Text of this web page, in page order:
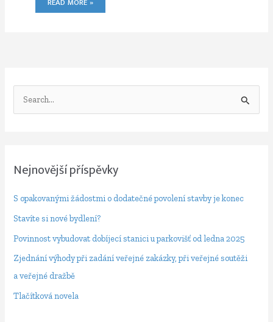
SOUVISEJÍCÍ
READ MORE »
y
e
a
t
p
r
Nejnovější příspěvky
S opakovanými žádostmi o dodatečné povolení stavby je konec
Stavíte si nové bydlení?
Povinnost vybudovat dobíjecí stanici u parkovišť od ledna 2025
Zjednání výhody při zadání veřejné zakázky, při veřejné soutěži
a veřejné dražbě
Tlačítková novela